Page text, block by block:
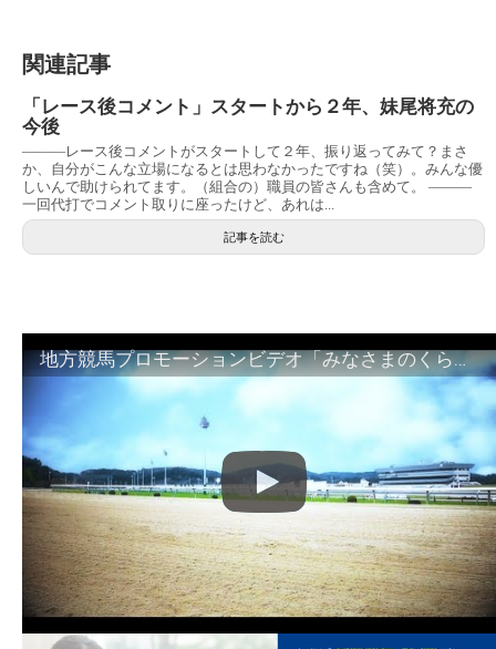
関連記事
「レース後コメント」スタートから２年、妹尾将充の
今後
———レース後コメントがスタートして２年、振り返ってみて？まさ
か、自分がこんな立場になるとは思わなかったですね（笑）。みんな優
しいんで助けられてます。（組合の）職員の皆さんも含めて。 ———
一回代打でコメント取りに座ったけど、あれは...
記事を読む
地方競馬プロモーションビデオ「みなさまのくらしのために」30秒篇｜NAR公式